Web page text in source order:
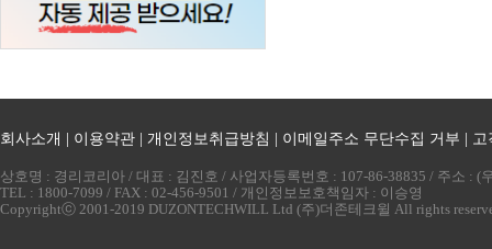
회사소개 이용약관 개인정보취급방침 이메일주소 무단수집 거부 고
상호명 : 경리코리아 / 대표 : 김진호 / 사업자등록번호 : 107-86-38835 / 주소 :
TEL : 1800-7099 / FAX : 02-456-9501 / 개인정보보호책임자 : 이승영
Copyrightⓒ 2001-2019 DUZONTECHWILL Ltd (주)더존테크윌 All rights